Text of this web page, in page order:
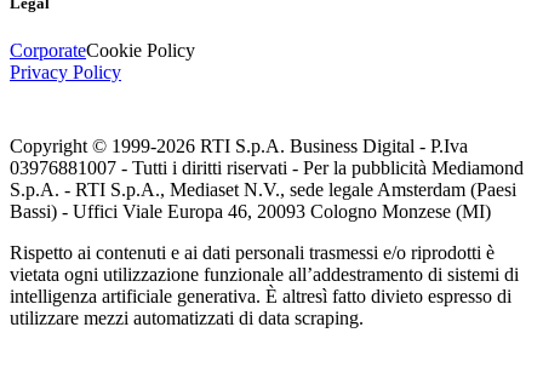
CorporateCookie Policy
Privacy Policy
Copyright © 1999-2026 RTI S.p.A. Business Digital - P.Iva
03976881007 - Tutti i diritti riservati - Per la pubblicità Mediamond
S.p.A. - RTI S.p.A., Mediaset N.V., sede legale Amsterdam (Paesi
Bassi) - Uffici Viale Europa 46, 20093 Cologno Monzese (MI)
Rispetto ai contenuti e ai dati personali trasmessi e/o riprodotti è
vietata ogni utilizzazione funzionale all’addestramento di sistemi di
intelligenza artificiale generativa. È altresì fatto divieto espresso di
utilizzare mezzi automatizzati di data scraping.